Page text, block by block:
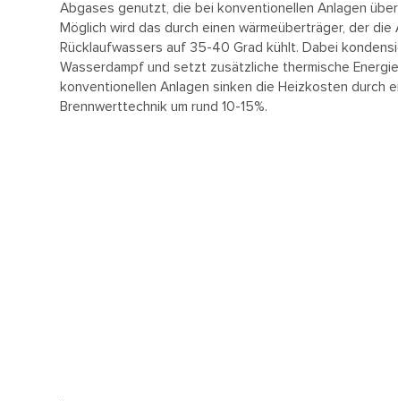
Abgases genutzt, die bei konventionellen Anlagen
Möglich wird das durch einen wärmeüberträger, der
Rücklaufwassers auf 35-40 Grad kühlt. Dabei
Wasserdampf und setzt zusätzliche thermische
konventionellen Anlagen sinken die Heizkosten durch
Brennwerttechnik um rund 10-15%.